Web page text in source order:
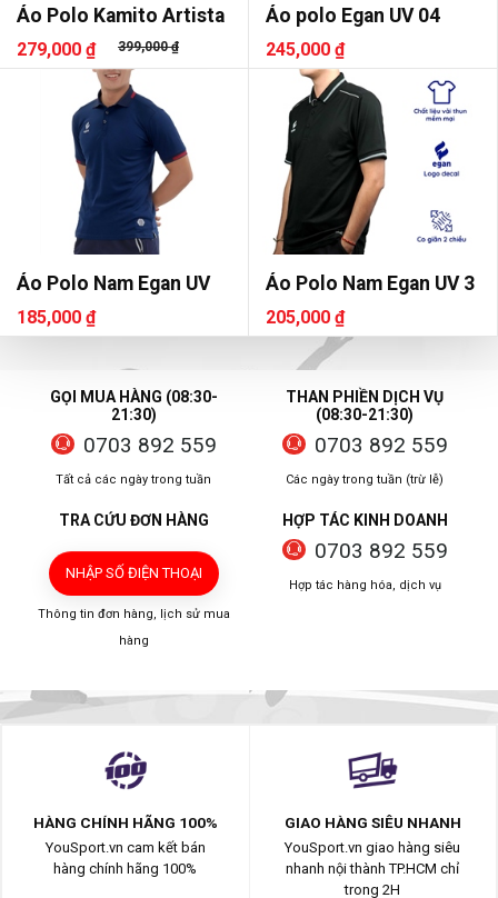
Áo Polo Kamito Artista
279,000 ₫ 399,000 ₫
Áo polo Egan UV 04
245,000 ₫
Áo Polo Nam Egan UV
185,000 ₫
Áo Polo Nam Egan UV 3
205,000 ₫
GỌI MUA HÀNG (08:30-
21:30)
0703 892 559
Tất cả các ngày trong tuần
THAN PHIỀN DỊCH VỤ
(08:30-21:30)
0703 892 559
Các ngày trong tuần (trừ lễ)
TRA CỨU ĐƠN HÀNG
NHẬP SỐ ĐIỆN THOẠI
Thông tin đơn hàng, lịch sử mua
hàng
HỢP TÁC KINH DOANH
0703 892 559
Hợp tác hàng hóa, dịch vụ
HÀNG CHÍNH HÃNG 100%
YouSport.vn cam kết bán
hàng chính hãng 100%
GIAO HÀNG SIÊU NHANH
YouSport.vn giao hàng siêu
nhanh nội thành TP.HCM chỉ
trong 2H